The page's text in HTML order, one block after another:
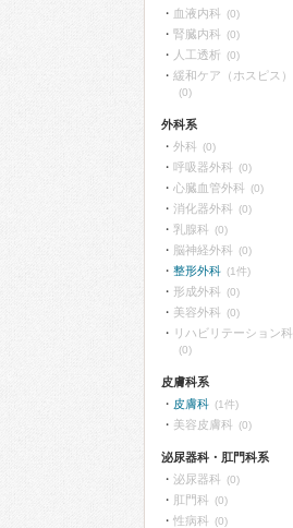
血液内科 (0)
腎臓内科 (0)
人工透析 (0)
緩和ケア（ホスピス）
(0)
外科系
外科 (0)
呼吸器外科 (0)
心臓血管外科 (0)
消化器外科 (0)
乳腺科 (0)
脳神経外科 (0)
整形外科 (1件)
形成外科 (0)
美容外科 (0)
リハビリテーション科
(0)
皮膚科系
皮膚科 (1件)
美容皮膚科 (0)
泌尿器科・肛門科系
泌尿器科 (0)
肛門科 (0)
性病科 (0)